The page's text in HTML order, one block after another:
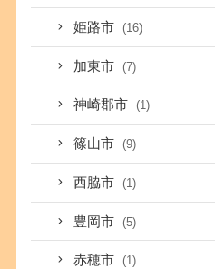
姫路市 (16)
加東市 (7)
神崎郡市 (1)
篠山市 (9)
西脇市 (1)
豊岡市 (5)
赤穂市 (1)